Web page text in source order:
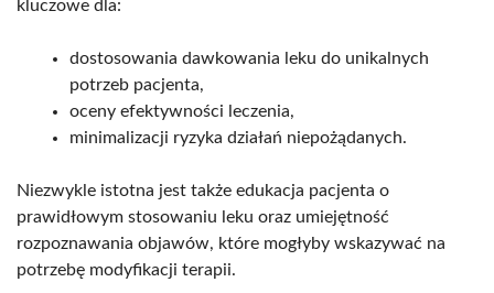
kluczowe dla:
dostosowania dawkowania leku do unikalnych
potrzeb pacjenta,
oceny efektywności leczenia,
minimalizacji ryzyka działań niepożądanych.
Niezwykle istotna jest także edukacja pacjenta o
prawidłowym stosowaniu leku oraz umiejętność
rozpoznawania objawów, które mogłyby wskazywać na
potrzebę modyfikacji terapii.